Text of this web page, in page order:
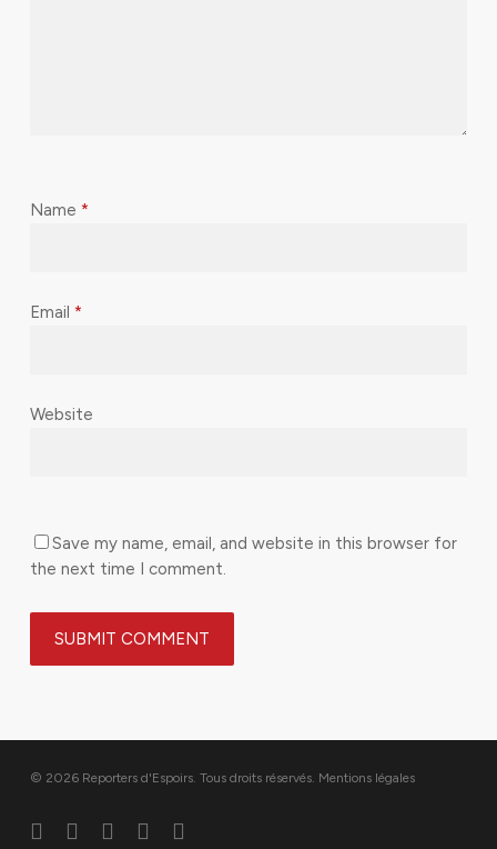
Name *
Email *
Website
Save my name, email, and website in this browser for
the next time I comment.
© 2026 Reporters d'Espoirs. Tous droits réservés. Mentions légales
twitter facebooklinkedinyoutubeflickr